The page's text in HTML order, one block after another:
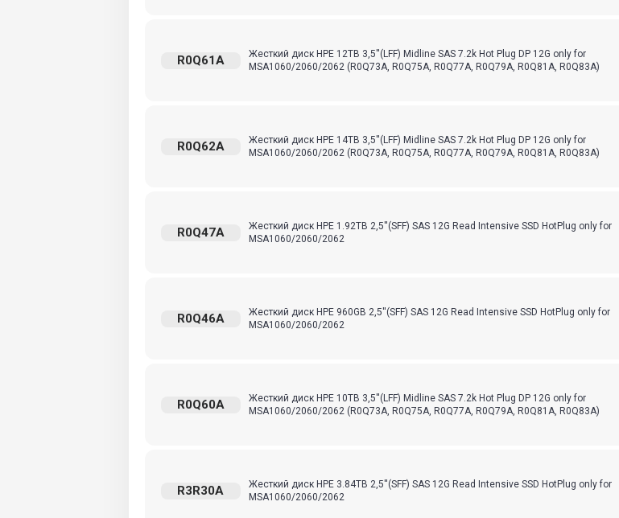
Жесткий диск HPE 12TB 3,5''(LFF) Midline SAS 7.2k Hot Plug DP 12G only for
MSA1060/2060/2062 (R0Q73A, R0Q75A, R0Q77A, R0Q79A, R0Q81A, R0Q83A)
R0Q61A
Жесткий диск HPE 14TB 3,5''(LFF) Midline SAS 7.2k Hot Plug DP 12G only for
MSA1060/2060/2062 (R0Q73A, R0Q75A, R0Q77A, R0Q79A, R0Q81A, R0Q83A)
R0Q62A
Жесткий диск HPE 1.92TB 2,5''(SFF) SAS 12G Read Intensive SSD HotPlug only for
MSA1060/2060/2062
R0Q47A
Жесткий диск HPE 960GB 2,5''(SFF) SAS 12G Read Intensive SSD HotPlug only for
MSA1060/2060/2062
R0Q46A
Жесткий диск HPE 10TB 3,5''(LFF) Midline SAS 7.2k Hot Plug DP 12G only for
MSA1060/2060/2062 (R0Q73A, R0Q75A, R0Q77A, R0Q79A, R0Q81A, R0Q83A)
R0Q60A
Жесткий диск HPE 3.84TB 2,5''(SFF) SAS 12G Read Intensive SSD HotPlug only for
MSA1060/2060/2062
R3R30A